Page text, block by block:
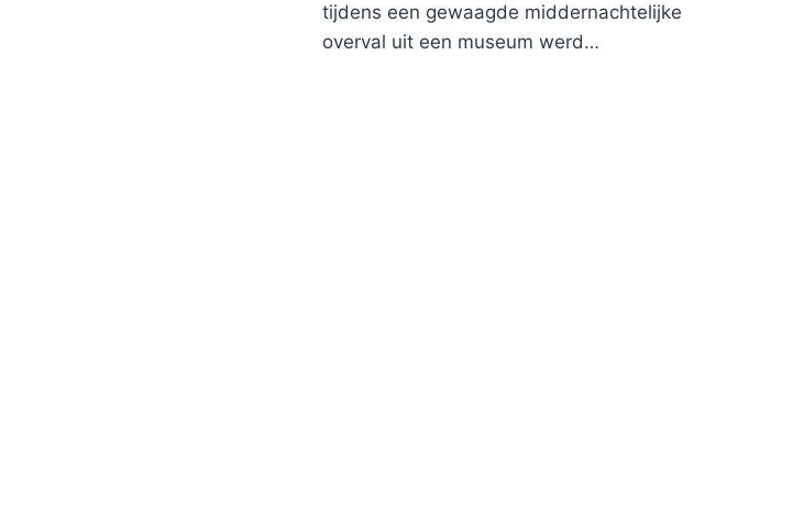
tijdens een gewaagde middernachtelijke
overval uit een museum werd…